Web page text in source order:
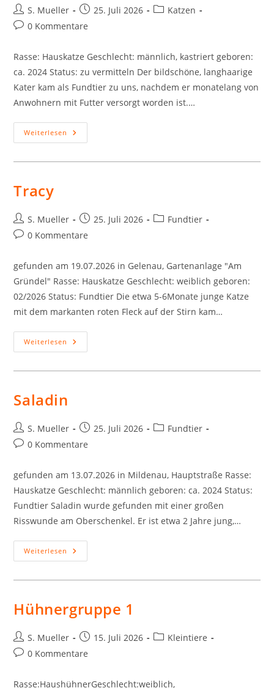
Beitrags-
Autor:
S. Mueller
Beitrag
veröffentlicht:
25. Juli 2026
Beitrags-
Katzen
Beitrags-
0 Kommentare
Rasse: Hauskatze Geschlecht: männlich, kastriert geboren:
ca. 2024 Status: zu vermitteln Der bildschöne, langhaarige
Kater kam als Fundtier zu uns, nachdem er monatelang von
Anwohnern mit Futter versorgt worden ist.…
Weiterlesen Qesharo
Tracy
Beitrags-
Autor:
S. Mueller
Beitrag
veröffentlicht:
25. Juli 2026
Beitrags-
Fundtier
Beitrags-
0 Kommentare
gefunden am 19.07.2026 in Gelenau, Gartenanlage "Am
Gründel" Rasse: Hauskatze Geschlecht: weiblich geboren:
02/2026 Status: Fundtier Die etwa 5-6Monate junge Katze
mit dem markanten roten Fleck auf der Stirn kam…
Weiterlesen Tracy
Saladin
Beitrags-
Autor:
S. Mueller
Beitrag
veröffentlicht:
25. Juli 2026
Beitrags-
Fundtier
Beitrags-
0 Kommentare
gefunden am 13.07.2026 in Mildenau, Hauptstraße Rasse:
Hauskatze Geschlecht: männlich geboren: ca. 2024 Status:
Fundtier Saladin wurde gefunden mit einer großen
Risswunde am Oberschenkel. Er ist etwa 2 Jahre jung,…
Weiterlesen Saladin
Hühnergruppe 1
Beitrags-
Autor:
S. Mueller
Beitrag
veröffentlicht:
15. Juli 2026
Beitrags-
Kleintiere
Beitrags-
0 Kommentare
Rasse:HaushühnerGeschlecht:weiblich,